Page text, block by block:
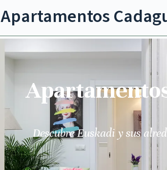
Apartamentos
Descubre Euskadi y sus